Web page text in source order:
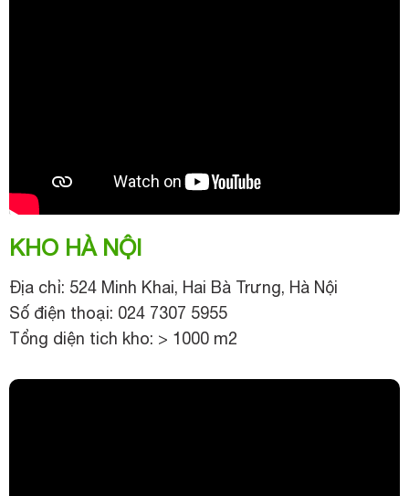
KHO HÀ NỘI
Địa chỉ: 524 Minh Khai, Hai Bà Trưng, Hà Nội
Số điện thoại: 024 7307 5955
Tổng diện tich kho: > 1000 m2